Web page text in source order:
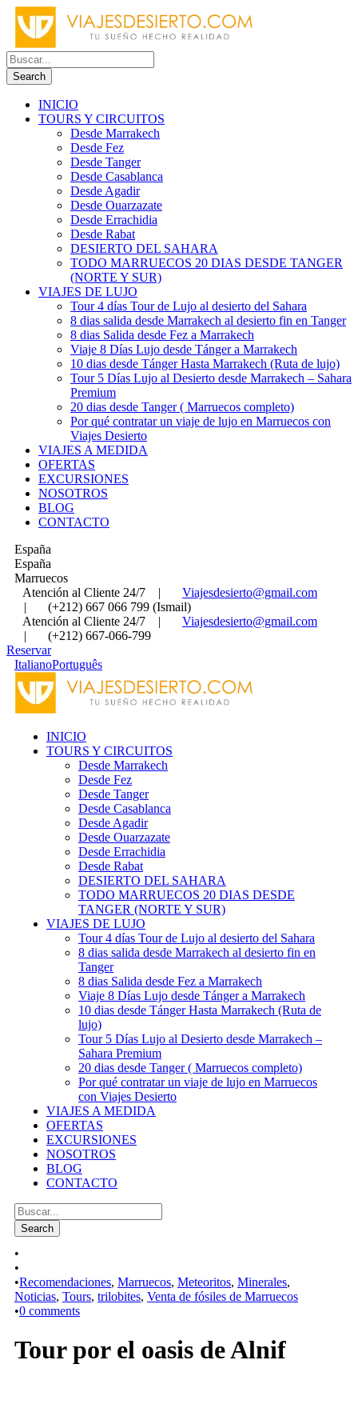
INICIO
TOURS Y CIRCUITOS
Desde Marrakech
Desde Fez
Desde Tanger
Desde Casablanca
Desde Agadir
Desde Ouarzazate
Desde Errachidia
Desde Rabat
DESIERTO DEL SAHARA
TODO MARRUECOS 20 DIAS DESDE TANGER
(NORTE Y SUR)
VIAJES DE LUJO
Tour 4 días Tour de Lujo al desierto del Sahara
8 dias salida desde Marrakech al desierto fin en Tanger
8 dias Salida desde Fez a Marrakech
Viaje 8 Días Lujo desde Tánger a Marrakech
10 dias desde Tánger Hasta Marrakech (Ruta de lujo)
Tour 5 Días Lujo al Desierto desde Marrakech – Sahara
Premium
20 dias desde Tanger ( Marruecos completo)
Por qué contratar un viaje de lujo en Marruecos con
Viajes Desierto
VIAJES A MEDIDA
OFERTAS
EXCURSIONES
NOSOTROS
BLOG
CONTACTO
España
España
Marruecos
Atención al Cliente 24/7
|
Viajesdesierto@gmail.com
|
(+212) 667 066 799 (Ismail)
Atención al Cliente 24/7
|
Viajesdesierto@gmail.com
|
(+212) 667-066-799
Reservar
ItalianoPortuguês
INICIO
TOURS Y CIRCUITOS
Desde Marrakech
Desde Fez
Desde Tanger
Desde Casablanca
Desde Agadir
Desde Ouarzazate
Desde Errachidia
Desde Rabat
DESIERTO DEL SAHARA
TODO MARRUECOS 20 DIAS DESDE
TANGER (NORTE Y SUR)
VIAJES DE LUJO
Tour 4 días Tour de Lujo al desierto del Sahara
8 dias salida desde Marrakech al desierto fin en
Tanger
8 dias Salida desde Fez a Marrakech
Viaje 8 Días Lujo desde Tánger a Marrakech
10 dias desde Tánger Hasta Marrakech (Ruta de
lujo)
Tour 5 Días Lujo al Desierto desde Marrakech –
Sahara Premium
20 dias desde Tanger ( Marruecos completo)
Por qué contratar un viaje de lujo en Marruecos
con Viajes Desierto
VIAJES A MEDIDA
OFERTAS
EXCURSIONES
NOSOTROS
BLOG
CONTACTO
•
•
•Recomendaciones, Marruecos, Meteoritos, Minerales,
Noticias, Tours, trilobites, Venta de fósiles de Marruecos
•0 comments
Tour por el oasis de Alnif